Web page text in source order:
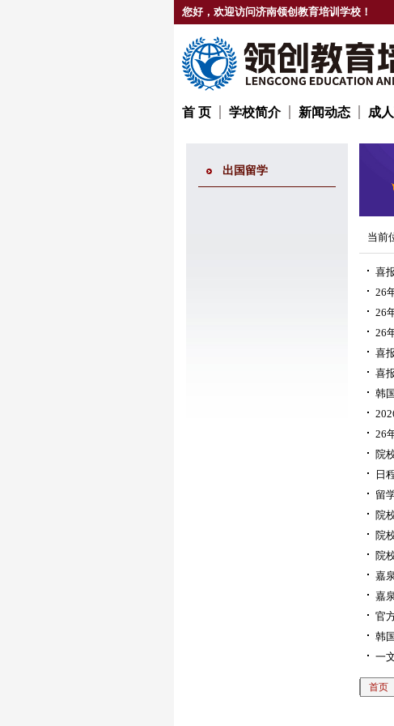
您好，欢迎访问济南领创教育培训学校！
首 页 学校简介 新闻动态 成
出国留学
当前
喜
26
26
26
喜
喜
韩
26
院
日
留
院
院
院
嘉
嘉
官
韩
一
首页